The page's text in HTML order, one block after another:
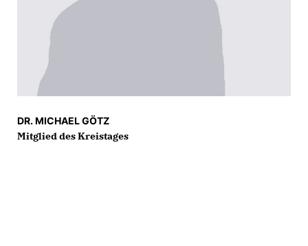
DR. MICHAEL GÖTZ
Mitglied des Kreistages